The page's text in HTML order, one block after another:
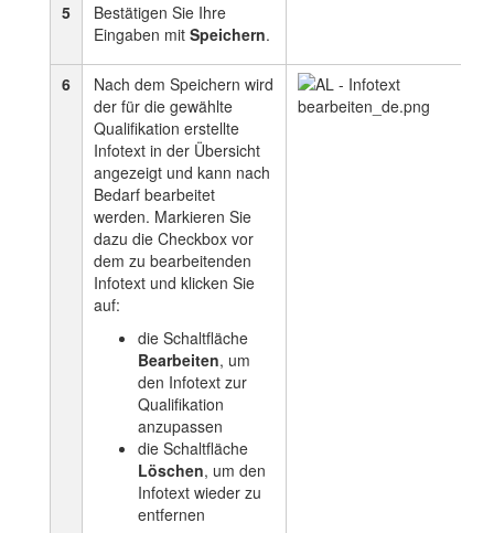
5
Bestätigen Sie Ihre
Eingaben mit Speichern.
6
Nach dem Speichern wird
der für die gewählte
Qualifikation erstellte
Infotext in der Übersicht
angezeigt und kann nach
Bedarf bearbeitet
werden. Markieren Sie
dazu die Checkbox vor
dem zu bearbeitenden
Infotext und klicken Sie
auf:
die Schaltfläche
Bearbeiten, um
den Infotext zur
Qualifikation
anzupassen
die Schaltfläche
Löschen, um den
Infotext wieder zu
entfernen